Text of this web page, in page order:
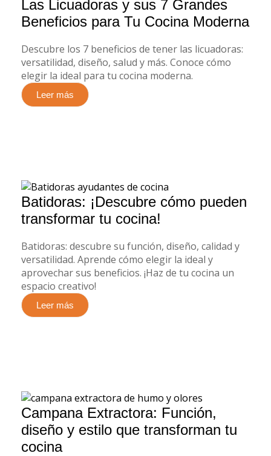
Las Licuadoras y sus 7 Grandes
Beneficios para Tu Cocina Moderna
Descubre los 7 beneficios de tener las licuadoras:
versatilidad, diseño, salud y más. Conoce cómo
elegir la ideal para tu cocina moderna.
Leer más
Batidoras: ¡Descubre cómo pueden
transformar tu cocina!
Batidoras: descubre su función, diseño, calidad y
versatilidad. Aprende cómo elegir la ideal y
aprovechar sus beneficios. ¡Haz de tu cocina un
espacio creativo!
Leer más
Campana Extractora: Función,
diseño y estilo que transforman tu
cocina